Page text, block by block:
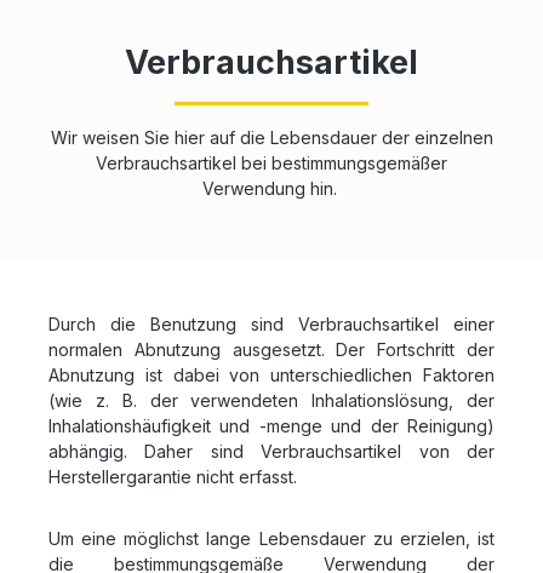
Verbrauchsartikel
Wir weisen Sie hier auf die Lebensdauer der einzelnen
Verbrauchsartikel bei bestimmungsgemäßer
Verwendung hin.
Durch die Benutzung sind Verbrauchsartikel einer
normalen Abnutzung ausgesetzt. Der Fortschritt der
Abnutzung ist dabei von unterschiedlichen Faktoren
(wie z. B. der verwendeten Inhalationslösung, der
Inhalationshäufigkeit und -menge und der Reinigung)
abhängig. Daher sind Verbrauchsartikel von der
Herstellergarantie nicht erfasst.
Um eine möglichst lange Lebensdauer zu erzielen, ist
die bestimmungsgemäße Verwendung der